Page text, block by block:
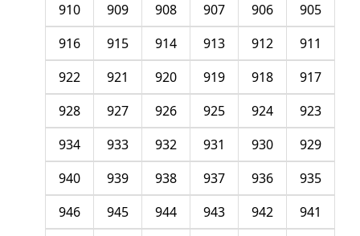
905
906
907
908
909
910
911
912
913
914
915
916
917
918
919
920
921
922
923
924
925
926
927
928
929
930
931
932
933
934
935
936
937
938
939
940
941
942
943
944
945
946